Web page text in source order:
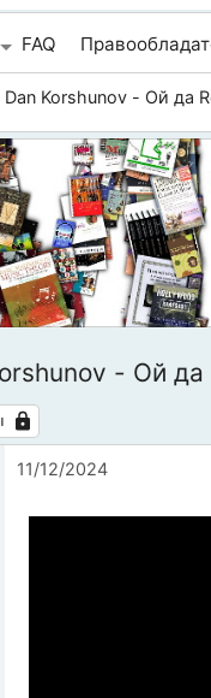
FAQ
Dan Korshunov - Ой да
- Ой
11/12/2024